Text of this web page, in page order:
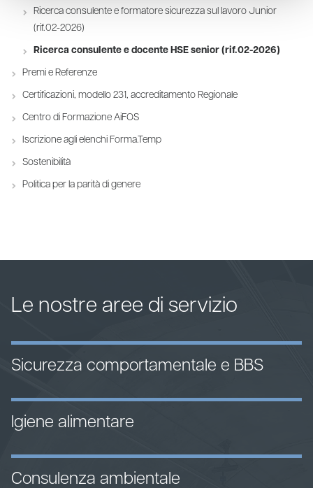
Ricerca consulente e formatore sicurezza sul lavoro Junior
(rif.02-2026)
Ricerca consulente e docente HSE senior (rif.02-2026)
Premi e Referenze
Certificazioni, modello 231, accreditamento Regionale
Centro di Formazione AiFOS
Iscrizione agli elenchi Forma.Temp
Sostenibilità
Politica per la parità di genere
Le nostre aree di servizio
Sicurezza comportamentale e BBS
Igiene alimentare
Consulenza ambientale